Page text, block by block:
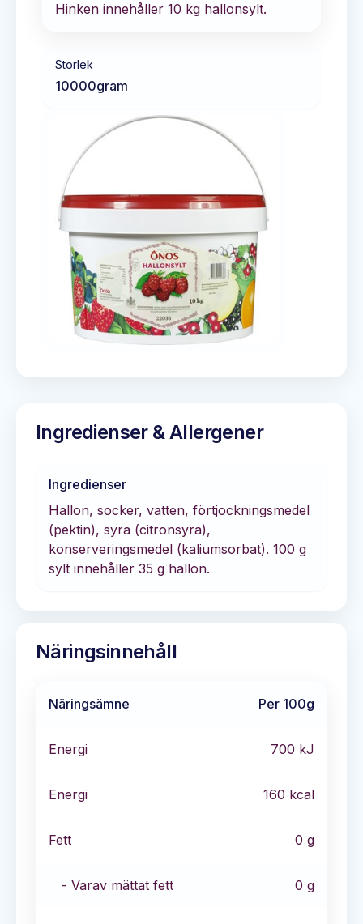
Hinken innehåller 10 kg hallonsylt.
Storlek
10000gram
Ingredienser & Allergener
Ingredienser
Hallon, socker, vatten, förtjockningsmedel
(pektin), syra (citronsyra),
konserveringsmedel (kaliumsorbat). 100 g
sylt innehåller 35 g hallon.
Näringsinnehåll
Näringsämne Per 100g
Energi 700 kJ
Energi 160 kcal
Fett 0 g
- Varav mättat fett 0 g